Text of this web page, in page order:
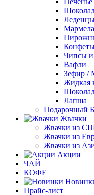
Печенье
Шоколад
Леденцы
Конфеты
Чипсы и
Вафли
Зефир /
Жидкая
Лапша
Подарочный
Жвачки
Жвачки из
Жвачки из
Жвачки из
Акции
ЧАЙ
КОФЕ
Прайс-лист